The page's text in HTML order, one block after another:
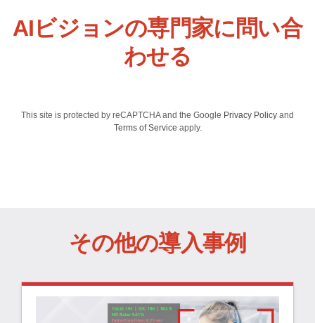
AIビジョンの専門家に問い合
わせる
This site is protected by reCAPTCHA and the Google Privacy Policy and
Terms of Service apply.
その他の導入事例